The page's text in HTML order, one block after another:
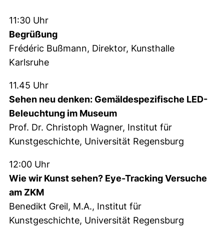
11:30 Uhr
Begrüßung
Frédéric Bußmann, Direktor, Kunsthalle
Karlsruhe
11.45 Uhr
Sehen neu denken: Gemäldespezifische LED-
Beleuchtung im Museum
Prof. Dr. Christoph Wagner, Institut für
Kunstgeschichte, Universität Regensburg
12:00 Uhr
Wie wir Kunst sehen? Eye-Tracking Versuche
am ZKM
Benedikt Greil, M.A., Institut für
Kunstgeschichte, Universität Regensburg